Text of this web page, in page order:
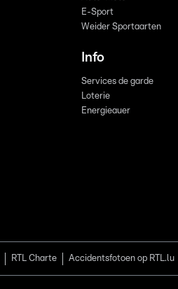
E-Sport
Weider Sportaarten
Info
Services de garde
Loterie
Energieauer
RTL Charte Accidentsfotoen op RTL.lu